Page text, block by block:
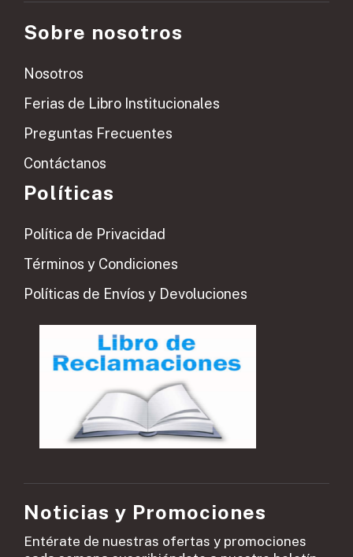
Sobre nosotros
Nosotros
Ferias de Libro Institucionales
Preguntas Frecuentes
Contáctanos
Políticas
Política de Privacidad
Términos y Condiciones
Políticas de Envíos y Devoluciones
Noticias y Promociones
Entérate de nuestras ofertas y promociones